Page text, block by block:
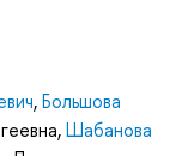
,Большова
,Шабанова